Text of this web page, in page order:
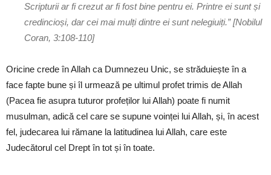
Scripturii ar fi crezut ar fi fost bine pentru ei. Printre ei sunt și
credincioși, dar cei mai mulți dintre ei sunt nelegiuiți.” [Nobilul
Coran, 3:108-110]
Oricine crede în Allah ca Dumnezeu Unic, se străduiește în a
face fapte bune și îl urmează pe ultimul profet trimis de Allah
(Pacea fie asupra tuturor profeților lui Allah) poate fi numit
musulman, adică cel care se supune voinței lui Allah, și, în acest
fel, judecarea lui rămane la latitudinea lui Allah, care este
Judecătorul cel Drept în tot și în toate.